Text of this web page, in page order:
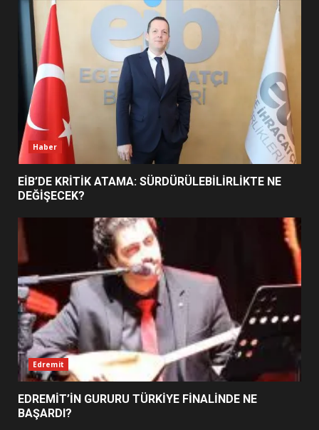
5
UZATILDI: NE DEĞİŞTİ?
6
BURHANİYE SATRANÇ
TURNUVASI KAYITLARI NEYİ
DEĞİŞTİRİYOR?
BURHANİYE BELEDİYESPOR’DA
YENİ YÖNETİM NASIL
Haber
EİB’DE KRİTİK ATAMA: SÜRDÜRÜLEBİLİRLİKTE NE
DEĞİŞECEK?
Edremit
EDREMİT’İN GURURU TÜRKİYE FİNALİNDE NE
BAŞARDI?